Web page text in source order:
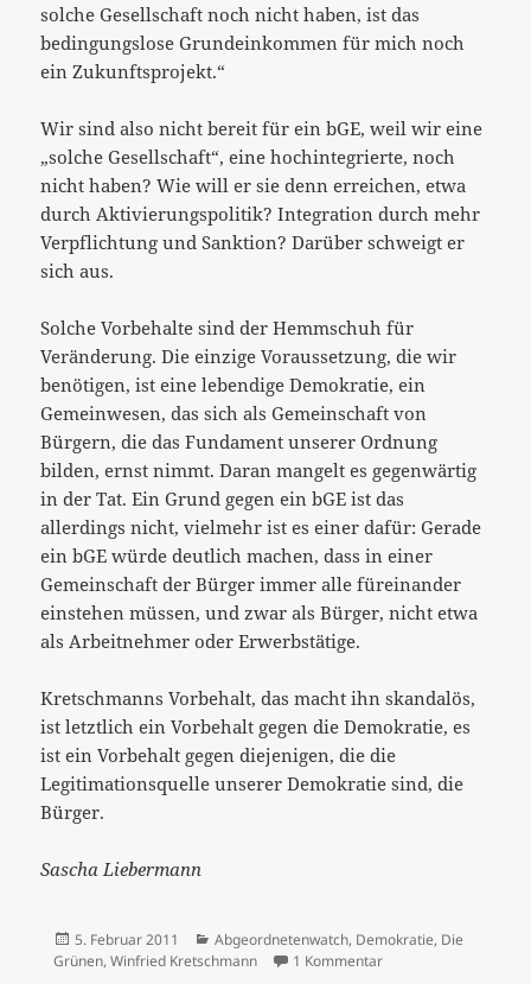
solche Gesellschaft noch nicht haben, ist das
bedingungslose Grundeinkommen für mich noch
ein Zukunftsprojekt.“
Wir sind also nicht bereit für ein bGE, weil wir eine
„solche Gesellschaft“, eine hochintegrierte, noch
nicht haben? Wie will er sie denn erreichen, etwa
durch Aktivierungspolitik? Integration durch mehr
Verpflichtung und Sanktion? Darüber schweigt er
sich aus.
Solche Vorbehalte sind der Hemmschuh für
Veränderung. Die einzige Voraussetzung, die wir
benötigen, ist eine lebendige Demokratie, ein
Gemeinwesen, das sich als Gemeinschaft von
Bürgern, die das Fundament unserer Ordnung
bilden, ernst nimmt. Daran mangelt es gegenwärtig
in der Tat. Ein Grund gegen ein bGE ist das
allerdings nicht, vielmehr ist es einer dafür: Gerade
ein bGE würde deutlich machen, dass in einer
Gemeinschaft der Bürger immer alle füreinander
einstehen müssen, und zwar als Bürger, nicht etwa
als Arbeitnehmer oder Erwerbstätige.
Kretschmanns Vorbehalt, das macht ihn skandalös,
ist letztlich ein Vorbehalt gegen die Demokratie, es
ist ein Vorbehalt gegen diejenigen, die die
Legitimationsquelle unserer Demokratie sind, die
Bürger.
Sascha Liebermann
Veröffentlicht
am
5. Februar 2011 Kategorien
Abgeordnetenwatch, Demokratie, Die
Grünen, Winfried Kretschmann 1 Kommentarzu